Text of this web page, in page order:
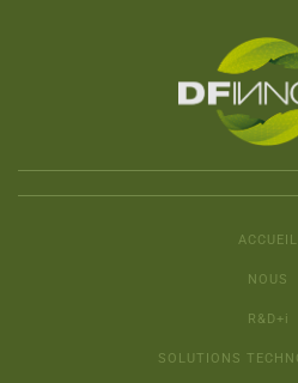
ACCUEIL
NOUS
R&D+i
SOLUTIONS